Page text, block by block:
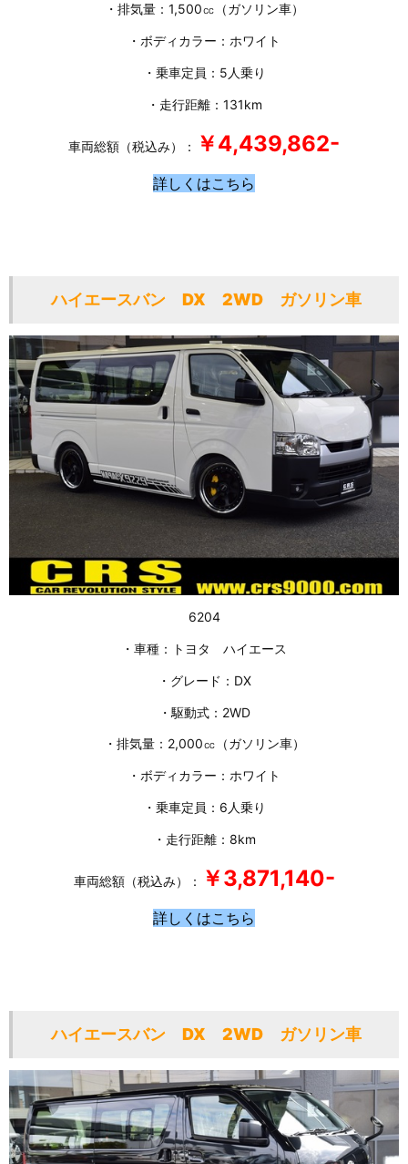
・排気量：1,500㏄（ガソリン車）
・ボディカラー：ホワイト
・乗車定員：5人乗り
・走行距離：131km
車両総額（税込み）： ￥4,439,862-
詳しくはこちら
ハイエースバン DX 2WD ガソリン車
6204
・車種：トヨタ ハイエース
・グレード：DX
・駆動式：2WD
・排気量：2,000㏄（ガソリン車）
・ボディカラー：ホワイト
・乗車定員：6人乗り
・走行距離：8km
車両総額（税込み）： ￥3,871,140-
詳しくはこちら
ハイエースバン DX 2WD ガソリン車